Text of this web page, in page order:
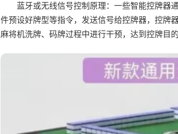
蓝牙或无线信号控制原理：一些智能控牌器
件预设好牌型等指令，发送信号给控牌器，控牌
麻将机洗牌、码牌过程中进行干预，达到控牌目的